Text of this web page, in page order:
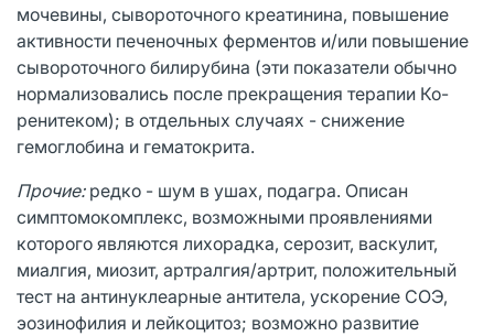
мочевины, сывороточного креатинина, повышение
активности печеночных ферментов и/или повышение
сывороточного билирубина (эти показатели обычно
нормализовались после прекращения терапии Ко-
ренитеком); в отдельных случаях - снижение
гемоглобина и гематокрита.
Прочие: редко - шум в ушах, подагра. Описан
симптомокомплекс, возможными проявлениями
которого являются лихорадка, серозит, васкулит,
миалгия, миозит, артралгия/артрит, положительный
тест на антинуклеарные антитела, ускорение СОЭ,
эозинофилия и лейкоцитоз; возможно развитие